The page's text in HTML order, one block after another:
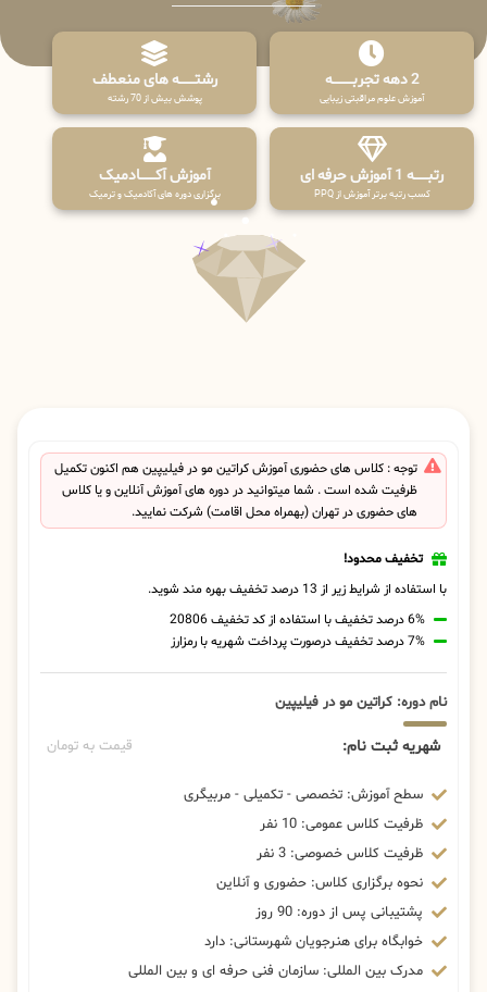
2 دهه تجربـــــــــه
آموزش علوم مراقبتی زیبایی
رشتـــــــه های منعطف
پوشش بیش از 70 رشته
رتبــــــه 1 آموزش حرفه ای
کسب رتبه برتر آموزش از PPQ
آموزش آکـــــــادمیک
برگزاری دوره های آکادمیک و ترمیک
توجه : کلاس های حضوری آموزش کراتین مو در فیلیپین هم اکنون تکمیل
ظرفیت شده است . شما میتوانید در دوره های آموزش آنلاین و یا کلاس
های حضوری در تهران (بهمراه محل اقامت) شرکت نمایید.
تخفیف محدود!
با استفاده از شرایط زیر از 13 درصد تخفیف بهره مند شوید.
6% درصد تخفیف با استفاده از کد تخفیف 20806
7% درصد تخفیف درصورت پرداخت شهریه با رمزارز
نام دوره: کراتین مو در فیلیپین
شهریه ثبت نام: قیمت به تومان
سطح آموزش: تخصصی - تکمیلی - مربیگری
ظرفیت کلاس عمومی: 10 نفر
ظرفیت کلاس خصوصی: 3 نفر
نحوه برگزاری کلاس: حضوری و آنلاین
پشتیبانی پس از دوره: 90 روز
خوابگاه برای هنرجویان شهرستانی: دارد
مدرک بین المللی: سازمان فنی حرفه ای و بین المللی